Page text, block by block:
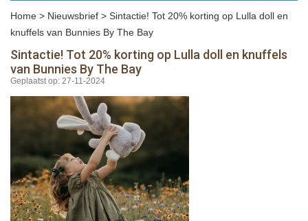
Home > Nieuwsbrief > Sintactie! Tot 20% korting op Lulla doll en
knuffels van Bunnies By The Bay
Sintactie! Tot 20% korting op Lulla doll en knuffels
van Bunnies By The Bay
Geplaatst op: 27-11-2024